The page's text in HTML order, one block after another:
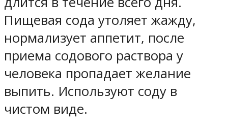
Пищевая сода утоляет жажду,
нормализует аппетит, после
приема содового раствора у
человека пропадает желание
выпить. Используют соду в
чистом виде.